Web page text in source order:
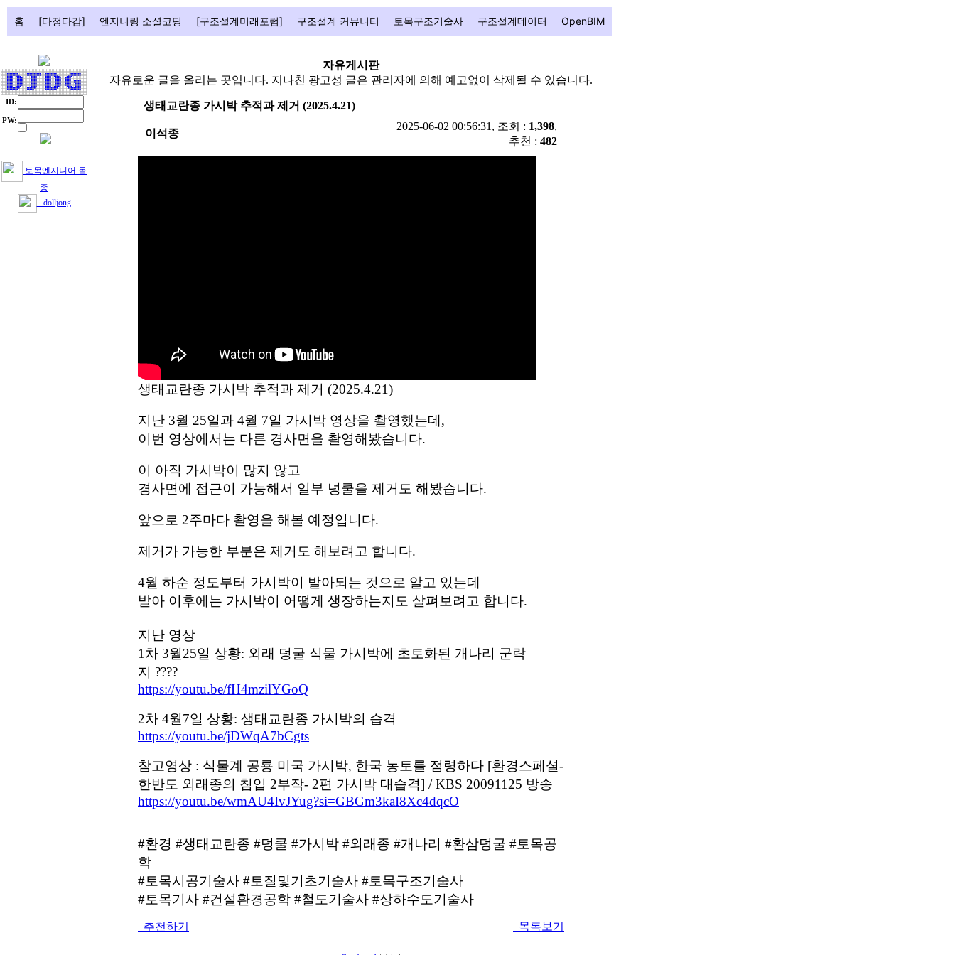
홈 [다정다감] 엔지니링 소셜코딩 [구조설계미래포럼] 구조설계 커뮤니티 토목구조기술사 구조설계데이터 OpenBIM
ID:
PW:
토목엔지니어 돌
종
dolljong
자유게시판
자유로운 글을 올리는 곳입니다. 지나친 광고성 글은 관리자에 의해 예고없이 삭제될 수 있습니다.
생태교란종 가시박 추적과 제거 (2025.4.21)
이석종
2025-06-02 00:56:31, 조회 : 1,398,
추천 : 482
생태교란종 가시박 추적과 제거 (2025.4.21)
지난 3월 25일과 4월 7일 가시박 영상을 촬영했는데,
이번 영상에서는 다른 경사면을 촬영해봤습니다.
이 아직 가시박이 많지 않고
경사면에 접근이 가능해서 일부 넝쿨을 제거도 해봤습니다.
앞으로 2주마다 촬영을 해볼 예정입니다.
제거가 가능한 부분은 제거도 해보려고 합니다.
4월 하순 정도부터 가시박이 발아되는 것으로 알고 있는데
발아 이후에는 가시박이 어떻게 생장하는지도 살펴보려고 합니다.
지난 영상
1차 3월25일 상황: 외래 덩굴 식물 가시박에 초토화된 개나리 군락
지 ????
https://youtu.be/fH4mzilYGoQ
2차 4월7일 상황: 생태교란종 가시박의 습격
https://youtu.be/jDWqA7bCgts
참고영상 : 식물계 공룡 미국 가시박, 한국 농토를 점령하다 [환경스페셜-
한반도 외래종의 침입 2부작- 2편 가시박 대습격] / KBS 20091125 방송
https://youtu.be/wmAU4IvJYug?si=GBGm3kaI8Xc4dqcO
#환경 #생태교란종 #덩쿨 #가시박 #외래종 #개나리 #환삼덩굴 #토목공
학
#토목시공기술사 #토질및기초기술사 #토목구조기술사
#토목기사 #건설환경공학 #철도기술사 #상하수도기술사
추천하기 목록보기